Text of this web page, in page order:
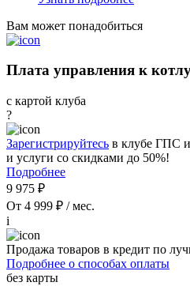
Вам может понадобиться
Плата управления к
с картой клуба
?
Зарегистрируйтесь в клубе ГПС
и услуги со скидками до 50%!
Подробнее
9 975 ₽
От 4 999 ₽ / мес.
i
Продажа товаров в кредит по
Подробнее о способах оплаты
без карты